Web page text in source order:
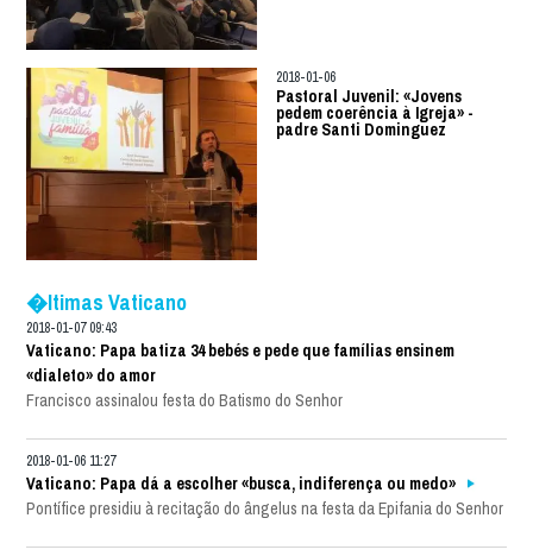
2018-01-06
Pastoral Juvenil: «Jovens
pedem coerência à Igreja» -
padre Santi Dominguez
�ltimas Vaticano
2018-01-07 09:43
Vaticano: Papa batiza 34 bebés e pede que famílias ensinem
«dialeto» do amor
Francisco assinalou festa do Batismo do Senhor
2018-01-06 11:27
Vaticano: Papa dá a escolher «busca, indiferença ou medo»
Pontífice presidiu à recitação do ângelus na festa da Epifania do Senhor